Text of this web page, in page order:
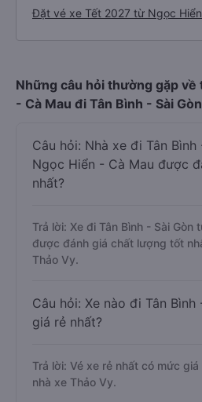
Đặt vé xe Tết 2027 từ Ngọc
Những câu hỏi thường gặp
- Cà Mau đi Tân Bình - Sài Gòn
Câu hỏi: Nhà xe đi Tân
Ngọc Hiển - Cà Mau được
nhất?
Trả lời: Xe đi Tân Bình - Sài Gòn
được đánh giá chất lượng tốt
Thảo Vy.
Câu hỏi: Xe nào đi Tân Bình
giá rẻ nhất?
Trả lời: Vé xe rẻ nhất có mức
nhà xe Thảo Vy.